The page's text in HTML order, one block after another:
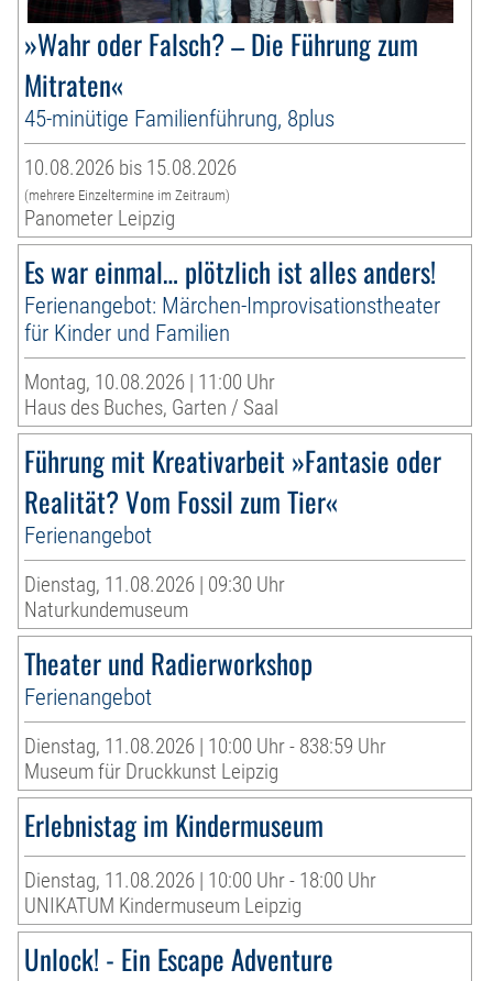
»Wahr oder Falsch? – Die Führung zum
Mitraten«
45-minütige Familienführung, 8plus
10.08.2026 bis 15.08.2026
(mehrere Einzeltermine im Zeitraum)
Panometer Leipzig
Es war einmal… plötzlich ist alles anders!
Ferienangebot: Märchen-Improvisationstheater
für Kinder und Familien
Montag, 10.08.2026 | 11:00 Uhr
Haus des Buches, Garten / Saal
Führung mit Kreativarbeit »Fantasie oder
Realität? Vom Fossil zum Tier«
Ferienangebot
Dienstag, 11.08.2026 | 09:30 Uhr
Naturkundemuseum
Theater und Radierworkshop
Ferienangebot
Dienstag, 11.08.2026 | 10:00 Uhr - 838:59 Uhr
Museum für Druckkunst Leipzig
Erlebnistag im Kindermuseum
Dienstag, 11.08.2026 | 10:00 Uhr - 18:00 Uhr
UNIKATUM Kindermuseum Leipzig
Unlock! - Ein Escape Adventure